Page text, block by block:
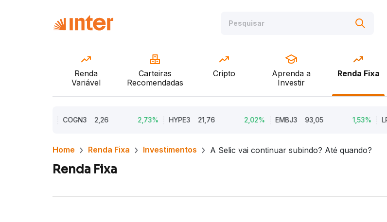
Renda
Variável
Carteiras
Recomendadas
Cripto
Aprenda a
Investir
Renda Fixa
COGN3 2,26 2,73% HYPE3 21,76 2,02% EMBJ3 93,05 1,53% LREN3
Home Renda Fixa Investimentos A Selic vai continuar subindo? Até quando?
Renda Fixa